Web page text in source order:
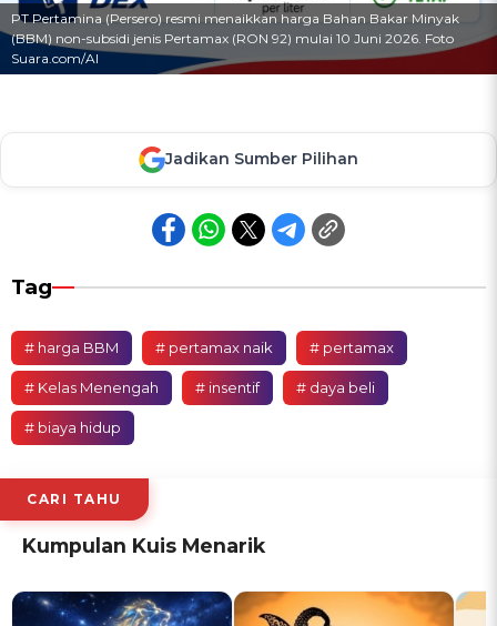
PT Pertamina (Persero) resmi menaikkan harga Bahan Bakar Minyak
(BBM) non-subsidi jenis Pertamax (RON 92) mulai 10 Juni 2026. Foto
Suara.com/AI
Jadikan Sumber Pilihan
Tag
# harga BBM # pertamax naik # pertamax
# Kelas Menengah # insentif # daya beli
# biaya hidup
CARI TAHU
Kumpulan Kuis Menarik